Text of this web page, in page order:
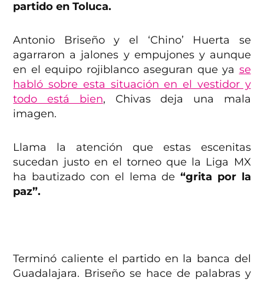
partido en Toluca.
Antonio Briseño y el ‘Chino’ Huerta se
agarraron a jalones y empujones y aunque
en el equipo rojiblanco aseguran que ya se
habló sobre esta situación en el vestidor y
todo está bien, Chivas deja una mala
imagen.
Llama la atención que estas escenitas
sucedan justo en el torneo que la Liga MX
ha bautizado con el lema de “grita por la
paz”.
Terminó caliente el partido en la banca del
Guadalajara. Briseño se hace de palabras y